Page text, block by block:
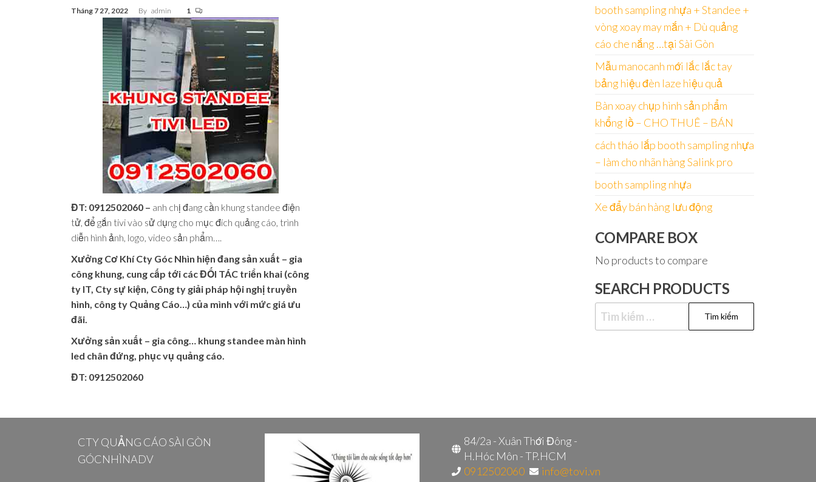
Tháng 7 27, 2022 By admin 1
ĐT: 0912502060 – anh chị đang cần khung standee điện
tử, để gắn tivi vào sử dụng cho mục đích quảng cáo, trình
diễn hình ảnh, logo, video sản phẩm….
Xưởng Cơ Khí Cty Góc Nhìn hiện đang sản xuất – gia
công khung, cung cấp tới các ĐỐI TÁC triển khai (công
ty IT, Cty sự kiện, Công ty giải pháp hội nghị truyền
hình, công ty Quảng Cáo…) của mình với mức giá ưu
đãi.
Xưởng sản xuất – gia công… khung standee màn hình
led chân đứng, phục vụ quảng cáo.
ĐT: 0912502060
booth sampling nhựa + Standee +
vòng xoay may mắn + Dù quảng
cáo che nắng …tại Sài Gòn
Mẫu manocanh mới lắc lắc tay
bảng hiệu đèn laze hiệu quả
Bàn xoay chụp hình sản phẩm
khổng lồ – CHO THUÊ – BÁN
cách tháo lắp booth sampling nhựa
– làm cho nhãn hàng Salink pro
booth sampling nhựa
Xe đẩy bán hàng lưu động
COMPARE BOX
No products to compare
SEARCH PRODUCTS
Tìm
kiếm
CTY QUẢNG CÁO SÀI GÒN
GÓCNHÌNADV
84/2a - Xuân Thới Đông -
H.Hóc Môn - TP.HCM
0912502060
info@tovi.vn